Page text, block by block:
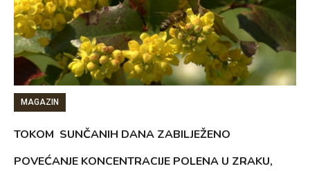
MAGAZIN
TOKOM SUNČANIH DANA ZABILJEŽENO
POVEĆANJE KONCENTRACIJE POLENA U ZRAKU,